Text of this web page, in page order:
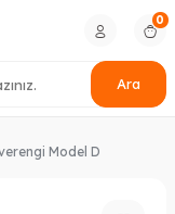
Ara
0
Model D